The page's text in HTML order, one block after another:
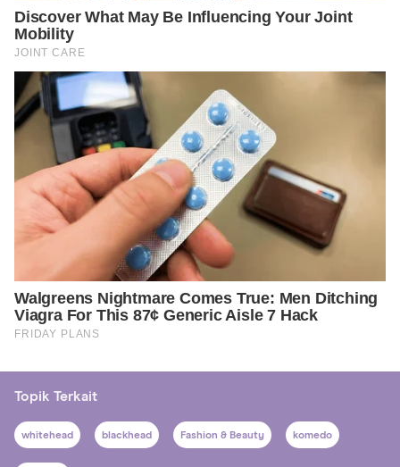
Topik Terkait
whitehead blackhead Fashion & Beauty komedo